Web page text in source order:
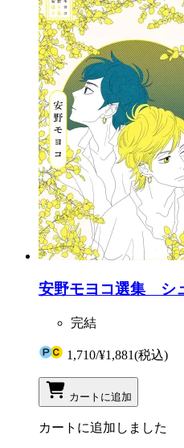
安野モヨコ選集 シ
完結
1,710/¥1,881(税込)
カートに追加
カートに追加しました